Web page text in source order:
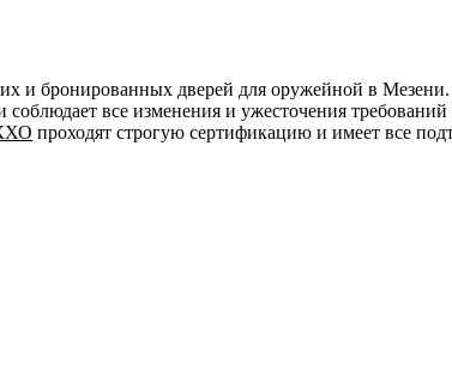
и бронированных дверей для оружейной в
все изменения и ужесточения
проходят строгую сертификацию и имеет все